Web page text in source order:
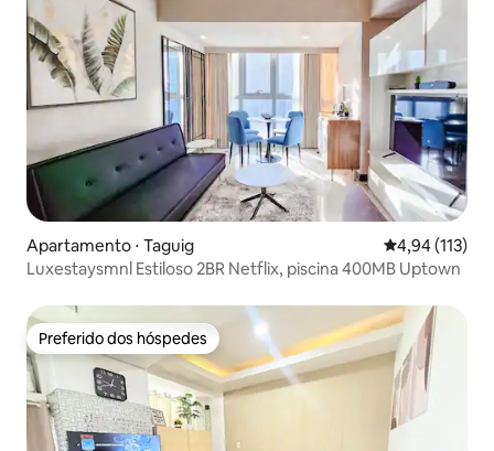
Apartamento ⋅ Taguig 4,94 de uma
4,94 (113)
Luxestaysmnl Estiloso 2BR Netflix, piscina 400MB Uptown
Preferido dos hóspedes
Preferido dos hóspedes